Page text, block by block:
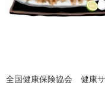
全国健康保険協会 健康サ